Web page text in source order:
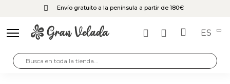
Envío gratuito a la península a partir de 180€
ES